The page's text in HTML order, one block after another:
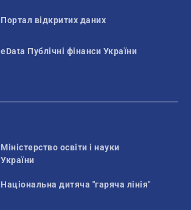
Портал відкритих даних
eData Публічні фінанси України
Міністерство освіти і науки
України
Національна дитяча "гаряча лінія"